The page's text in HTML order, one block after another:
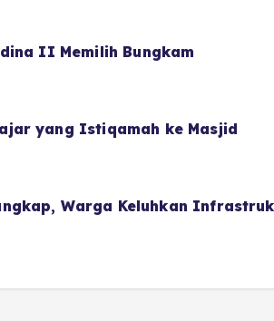
II Memilih Bungkam
yang Istiqamah ke Masjid
Warga Keluhkan